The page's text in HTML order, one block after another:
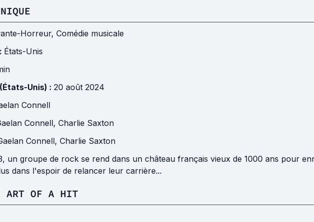
Horreur, Comédie musicale
États-Unis
Unis) : 20 août 2024
Connell
Connell, Charlie Saxton
Connell, Charlie Saxton
un groupe de rock se rend dans un château français vieux de 1000 ans pour
dans l'espoir de relancer leur carrière...
ART OF A HIT